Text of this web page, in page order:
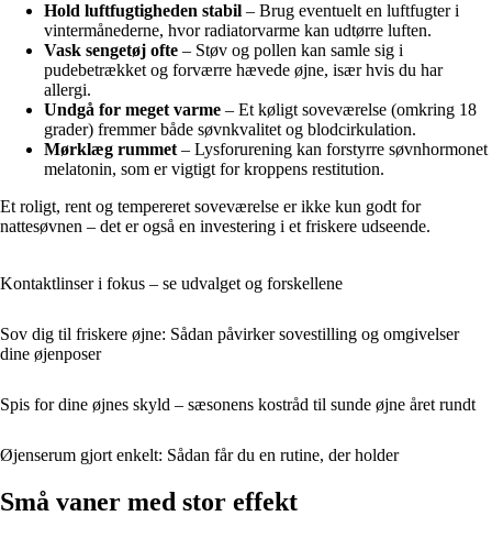
Hold luftfugtigheden stabil – Brug eventuelt en luftfugter i
vintermånederne, hvor radiatorvarme kan udtørre luften.
Vask sengetøj ofte – Støv og pollen kan samle sig i
pudebetrækket og forværre hævede øjne, især hvis du har
allergi.
Undgå for meget varme – Et køligt soveværelse (omkring 18
grader) fremmer både søvnkvalitet og blodcirkulation.
Mørklæg rummet – Lysforurening kan forstyrre søvnhormonet
melatonin, som er vigtigt for kroppens restitution.
Et roligt, rent og tempereret soveværelse er ikke kun godt for
nattesøvnen – det er også en investering i et friskere udseende.
Kontaktlinser i fokus – se udvalget og forskellene
Sov dig til friskere øjne: Sådan påvirker sovestilling og omgivelser
dine øjenposer
Spis for dine øjnes skyld – sæsonens kostråd til sunde øjne året rundt
Øjenserum gjort enkelt: Sådan får du en rutine, der holder
Små vaner med stor effekt